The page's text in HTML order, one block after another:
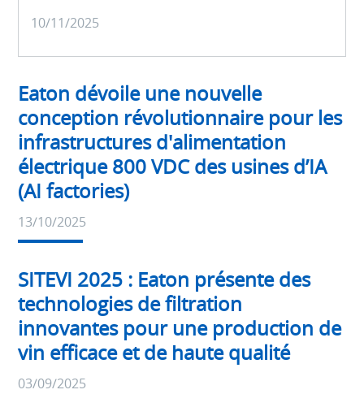
10/11/2025
Dernières
Eaton dévoile une nouvelle
conception révolutionnaire pour les
infrastructures d'alimentation
électrique 800 VDC des usines d’IA
(AI factories)
13/10/2025
Dernières
actualités
SITEVI 2025 : Eaton présente des
technologies de filtration
innovantes pour une production de
vin efficace et de haute qualité
03/09/2025